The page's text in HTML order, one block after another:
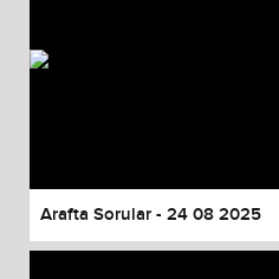
Arafta Sorular - 24 08 2025